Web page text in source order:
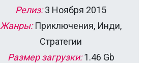
Релиз:3 Ноября 2015
Жанры:Приключения, Инди,
Стратегии
Размер загрузки:1.46 Gb